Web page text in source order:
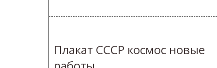
Плакат СССР космос новые